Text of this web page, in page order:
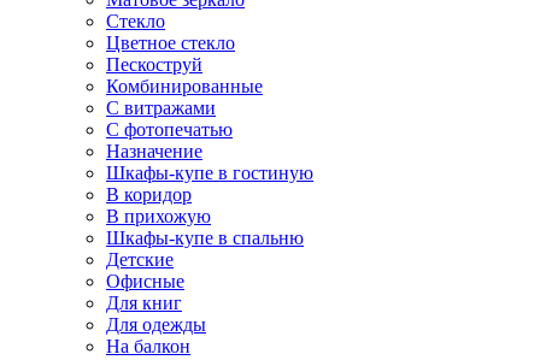
Стекло
Цветное стекло
Пескоструй
Комбинированные
С витражами
С фотопечатью
Назначение
Шкафы-купе в гостиную
В коридор
В прихожую
Шкафы-купе в спальню
Детские
Офисные
Для книг
Для одежды
На балкон